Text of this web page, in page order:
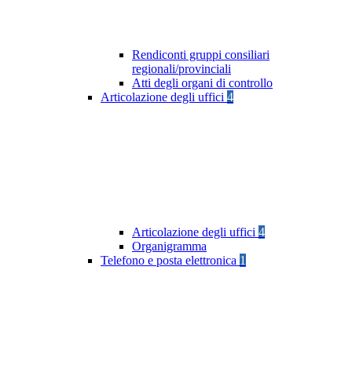
Rendiconti gruppi consiliari
regionali/provinciali
Atti degli organi di controllo
Articolazione degli uffici 4
Articolazione degli uffici 4
Organigramma
Telefono e posta elettronica 1